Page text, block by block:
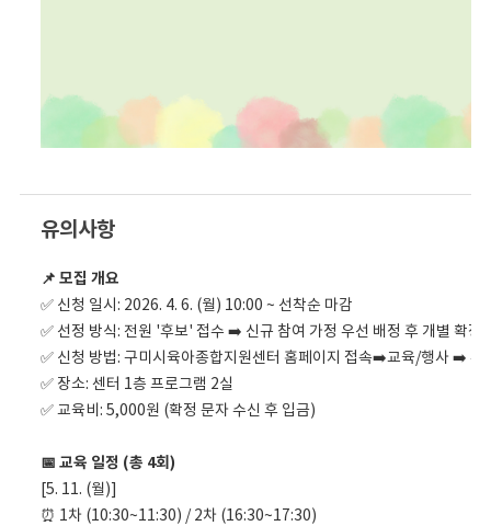
유의사항
📌 모집 개요
✅ 신청 일시: 2026. 4. 6. (월) 10:00 ~ 선착순 마감
✅ 선정 방식: 전원 '후보' 접수 ➡️ 신규 참여 가정 우선 배정 후 개별 확정
✅ 신청 방법: 구미시육아종합지원센터 홈페이지 접속➡️교육/행사 ➡️ 부
✅ 장소: 센터 1층 프로그램 2실
✅ 교육비: 5,000원 (확정 문자 수신 후 입금)
📅 교육 일정 (총 4회)
[5. 11. (월)]
⏰ 1차 (10:30~11:30) / 2차 (16:30~17:30)